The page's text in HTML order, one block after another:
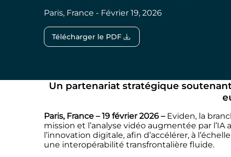
Paris, France - Février 19, 2026
Télécharger le PDF
Un partenariat stratégique
Paris, France – 19 février 2026 – Eviden, la
mission et l’analyse vidéo augmentée par l’IA
l’innovation digitale, afin d’accélérer, à
une interopérabilité transfrontalière fluide.